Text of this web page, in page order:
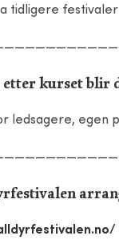
tidligere
etter kurset blir
ledsagere, egen